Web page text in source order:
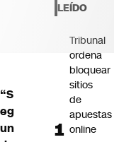
“S
eg
un
LEÍDO
Tribunal
ordena
bloquear
sitios
de
apuestas
online